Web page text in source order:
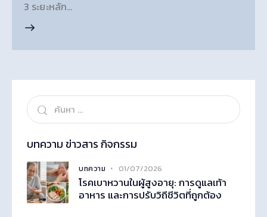
3 ระยะหลัก…
บทความ ข่าวสาร กิจกรรม
บทความ 01/07/2026
โรคเบาหวานในผู้สูงอายุ: การดูแลเท้า
อาหาร และการปรับวิถีชีวิตที่ถูกต้อง